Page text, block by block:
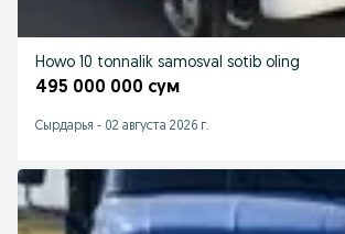
Howo 10 tonnalik samosval sotib oling
495 000 000 сум
Cырдарья - 02 августа 2026 г.